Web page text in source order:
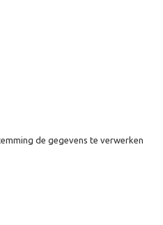
de gegevens te verwerken